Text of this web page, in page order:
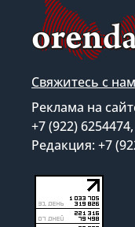
Свяжитесь с
Реклама на
+7 (922)
Редакция: +7